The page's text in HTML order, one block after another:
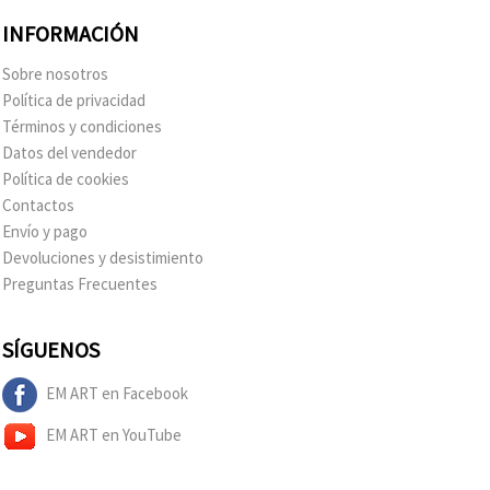
INFORMACIÓN
Sobre nosotros
Política de privacidad
Términos y condiciones
Datos del vendedor
Política de cookies
Contactos
Envío y pago
Devoluciones y desistimiento
Preguntas Frecuentes
SÍGUENOS
EM ART en Facebook
EM ART en YouTube